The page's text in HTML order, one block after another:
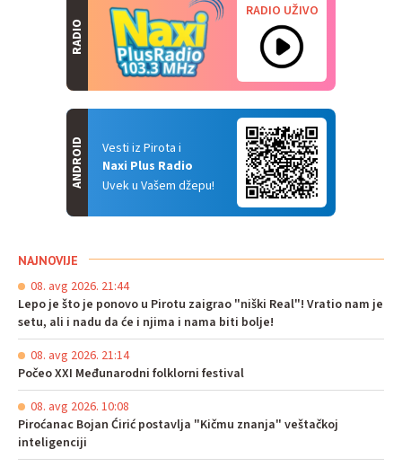
RADIO
RADIO UŽIVO
Vesti iz Pirota i
Naxi Plus Radio
Uvek u Vašem džepu!
ANDROID
NAJNOVIJE
08. avg 2026. 21:44
Lepo je što je ponovo u Pirotu zaigrao "niški Real"! Vratio nam je
setu, ali i nadu da će i njima i nama biti bolje!
08. avg 2026. 21:14
Počeo XXI Međunarodni folklorni festival
08. avg 2026. 10:08
Piroćanac Bojan Ćirić postavlja "Kičmu znanja" veštačkoj
inteligenciji